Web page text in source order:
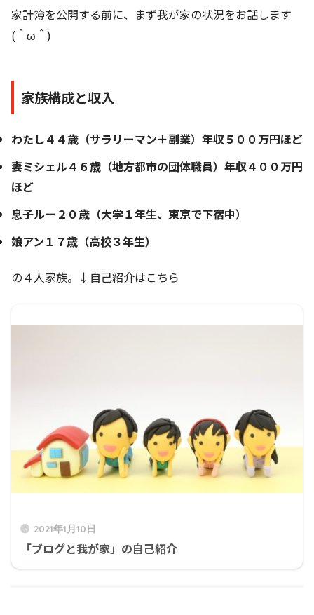
家計簿を公開する前に、まず我が家の状況をお話します
(＾ω＾)
家族構成と収入
わたし４４歳（サラリーマン＋副業）年収５００万円ほど
妻ミシェル４６歳（地方都市の団体職員）年収４００万円
ほど
息子ルー２０歳（大学１年生、東京で下宿中）
娘アン１７歳（高校３年生）
の４人家族。↓自己紹介はこちら
2021年1月10日
「ブログと我が家」の自己紹介